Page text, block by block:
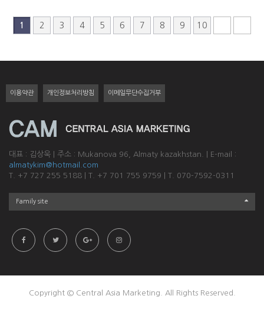
1 2 3 4 5 6 7 8 9 10
이용약관 개인정보처리방침 이메일무단수집거부
대표 : 김상욱 주소 : Mukanova 96, Almaty kazakhstan.
E-mail :
almatykim@hotmail.com
T. +7 727 255 5188
T. +7 701 755 9759 T. 070-7592-0311
Family site
Copyright © Central Asia Marketing. All Rights Reserved.